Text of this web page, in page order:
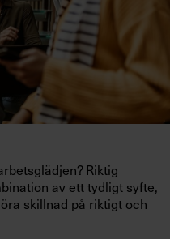
Riktig
av ett tydligt syfte,
skillnad på riktigt och